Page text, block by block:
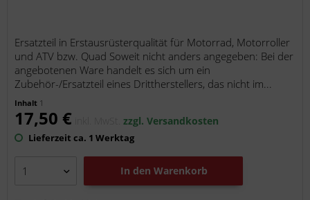
Ersatzteil in Erstausrüsterqualität für Motorrad, Motorroller
und ATV bzw. Quad Soweit nicht anders angegeben: Bei der
angebotenen Ware handelt es sich um ein
Zubehör-/Ersatzteil eines Drittherstellers, das nicht im...
Inhalt 1
17,50 € inkl. MwSt.zzgl. Versandkosten
Lieferzeit ca. 1 Werktag
In den Warenkorb